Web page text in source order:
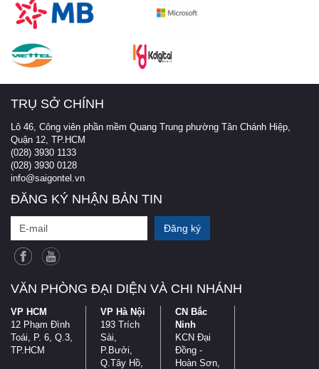
TRỤ SỞ CHÍNH
Lô 46, Công viên phần mềm Quang Trung phường Tân Chánh Hiệp,
Quận 12, TP.HCM
(028) 3930 1133
(028) 3930 0128
info@saigontel.vn
ĐĂNG KÝ NHẬN BẢN TIN
VĂN PHÒNG ĐẠI DIỆN VÀ CHI NHÁNH
VP HCM
12 Phạm Đình
Toái, P. 6, Q.3,
TP.HCM
VP Hà Nội
193 Trích
Sài,
P.Bưởi,
Q.Tây Hồ,
CN Bắc
Ninh
KCN Đại
Đồng -
Hoàn Sơn,